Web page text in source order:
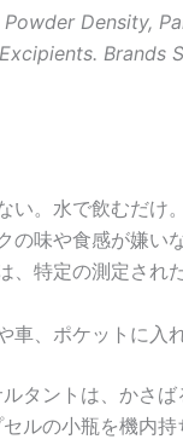
Density,
Brands
い。水で飲むだけ
の味や食感が嫌い
、特定の測定され
車、ポケットに入
タントは、かさ
ルの小瓶を機内